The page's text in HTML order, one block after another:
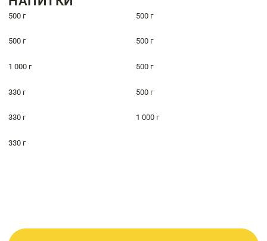
500 г 500 г
500 г 500 г
1 000 г 500 г
330 г 500 г
330 г 1 000 г
330 г